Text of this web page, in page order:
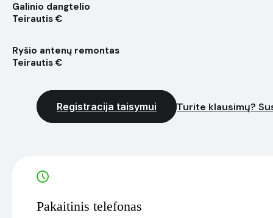
Galinio dangtelio
Teirautis €
Ryšio antenų remontas
Teirautis €
Registracija taisymui Turite klausimų?
Pakaitinis telefonas